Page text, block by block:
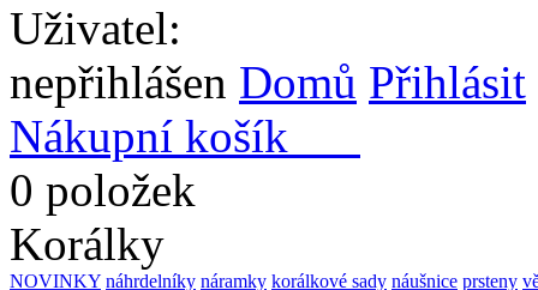
Uživatel:
nepřihlášen Domů Přihlásit
Nákupní košík
0 položek
Korálky
NOVINKY náhrdelníky náramky korálkové sady náušnice prsteny